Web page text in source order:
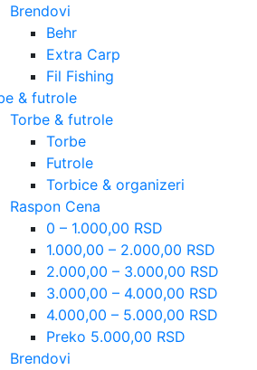
Brendovi
Behr
Extra Carp
Fil Fishing
& futrole
Torbe & futrole
Torbe
Futrole
Torbice & organizeri
Raspon Cena
0 – 1.000,00 RSD
1.000,00 – 2.000,00 RSD
2.000,00 – 3.000,00 RSD
3.000,00 – 4.000,00 RSD
4.000,00 – 5.000,00 RSD
Preko 5.000,00 RSD
Brendovi